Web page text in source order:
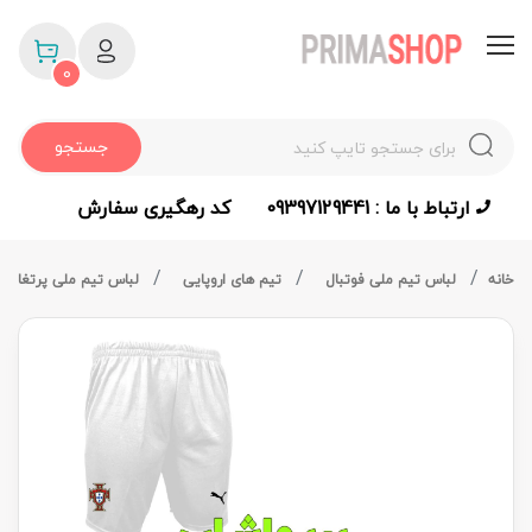
جستجو
0
ارتباط با ما : 09397129441 کد رهگیری سفارش
خانه لباس تیم ملی فوتبال تیم های اروپایی لباس تیم ملی پرتغال